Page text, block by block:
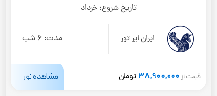
تاریخ شروع: خرداد
ایران ایر تور مدت: 6 شب
قیمت از 38,900,000 تومان مشاهده تور